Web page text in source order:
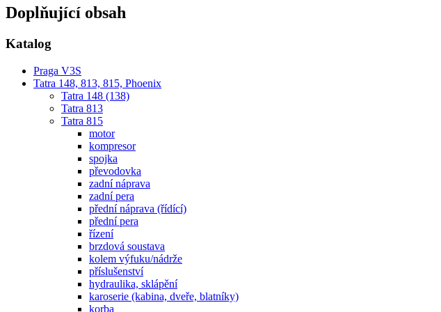
Doplňující obsah
Katalog
Praga V3S
Tatra 148, 813, 815, Phoenix
Tatra 148 (138)
Tatra 813
Tatra 815
motor
kompresor
spojka
převodovka
zadní náprava
zadní pera
přední náprava (řídící)
přední pera
řízení
brzdová soustava
kolem výfuku/nádrže
příslušenství
hydraulika, sklápění
karoserie (kabina, dveře, blatníky)
korba